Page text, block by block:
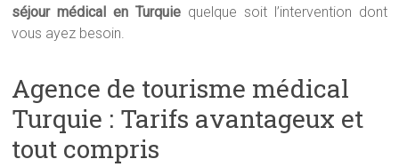
séjour médical en Turquie quelque soit l’intervention dont
vous ayez besoin.
Agence de tourisme médical
Turquie : Tarifs avantageux et
tout compris